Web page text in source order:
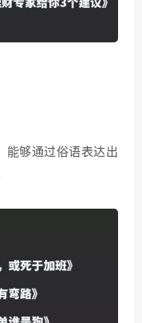
能够通过俗语表达出